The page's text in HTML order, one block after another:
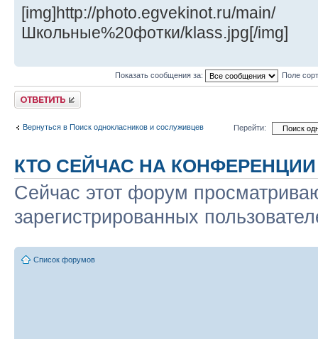
[img]http://photo.egvekinot.ru/main/
Школьные%20фотки/klass.jpg[/img]
Показать сообщения за: Поле
Ответить
Вернуться в Поиск однокласников и сослуживцев Перейти:
КТО СЕЙЧАС НА КОНФЕРЕНЦИИ
Сейчас этот форум
зарегистрированных
Список форумов